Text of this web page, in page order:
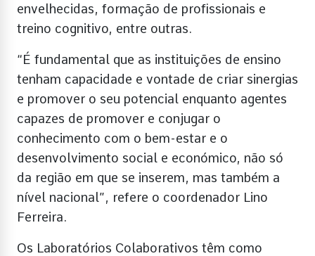
envelhecidas, formação de profissionais e
treino cognitivo, entre outras.
“É fundamental que as instituições de ensino
tenham capacidade e vontade de criar sinergias
e promover o seu potencial enquanto agentes
capazes de promover e conjugar o
conhecimento com o bem-estar e o
desenvolvimento social e económico, não só
da região em que se inserem, mas também a
nível nacional”, refere o coordenador Lino
Ferreira.
Os Laboratórios Colaborativos têm como